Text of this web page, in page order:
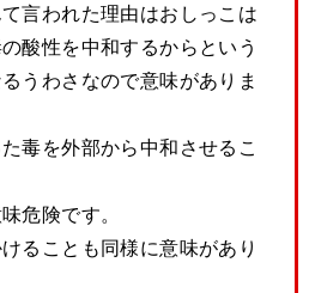
言われた理由はおしっこは
酸性を中和するからという
うわさなので意味がありま
毒を外部から中和させるこ
危険です。
ることも同様に意味があり